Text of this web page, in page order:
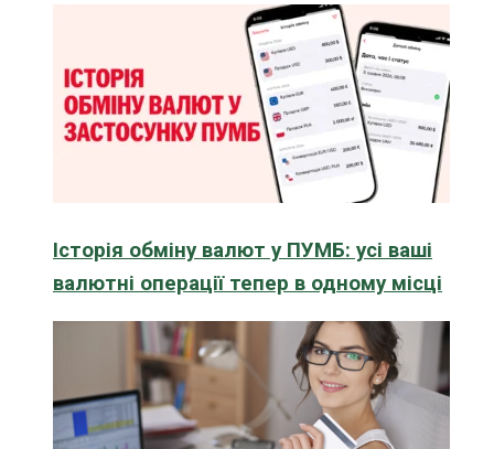
Історія обміну валют у ПУМБ: усі ваші
валютні операції тепер в одному місці